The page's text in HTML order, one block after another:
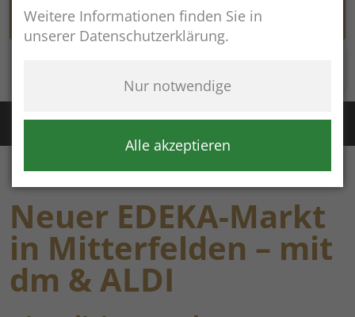
Neuer EDEKA-Markt
in Mitterfelden – mit
dm & ALDI
Weitere Informationen finden Sie in
unserer Datenschutzerklärung.
Nur notwendige
Alle akzeptieren